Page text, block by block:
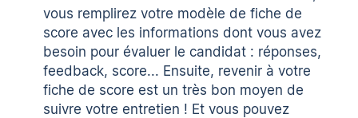
vous remplirez votre modèle de fiche de
score avec les informations dont vous avez
besoin pour évaluer le candidat : réponses,
feedback, score... Ensuite, revenir à votre
fiche de score est un très bon moyen de
suivre votre entretien ! Et vous pouvez